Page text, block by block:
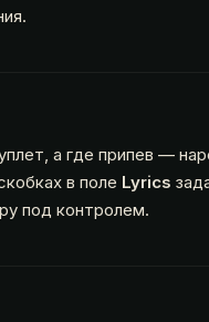
а где припев —
в поле Lyrics
под контролем.